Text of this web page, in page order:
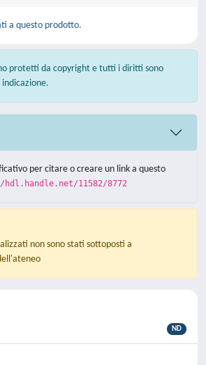
a questo prodotto.
protetti da copyright e tutti i diritti sono
per citare o creare un link a questo
11582/8772
non sono stati sottoposti a
ND